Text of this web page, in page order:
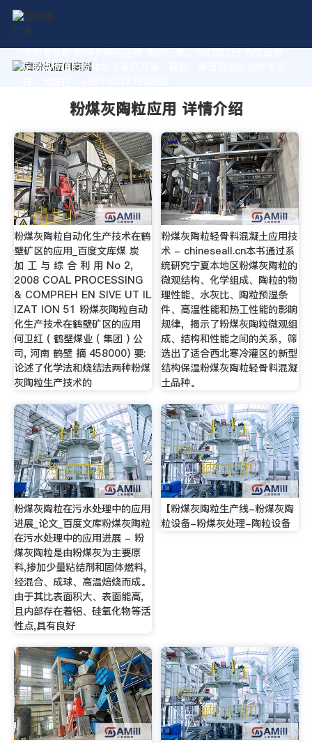
作为专业的 粉煤灰陶粒应用 制造厂家，我们致力于为您量身
定制高价值的粉体加工系统方案。获取厂家直销报价及技术支
粉煤灰陶粒应用 详情介绍
粉煤灰陶粒自动化生产技术在鹤
壁矿区的应用_百度文库煤 炭
加 工 与 综 合 利 用 No 2,
2008 COAL PROCESSING
& COMPREH EN SIVE UT IL
IZAT ION 51 粉煤灰陶粒自动
化生产技术在鹤壁矿区的应用
何卫红 ( 鹤壁煤业 ( 集团 ) 公
司, 河南 鹤壁 摘 458000) 要:
论述了化学法和烧结法两种粉煤
灰陶粒生产技术的
粉煤灰陶粒轻骨料混凝土应用技
术 - chineseall.cn本书通过系
统研究宁夏本地区粉煤灰陶粒的
微观结构、化学组成、陶粒的物
理性能、水灰比、陶粒预湿条
件、高温性能和热工性能的影响
规律，揭示了粉煤灰陶粒微观组
成、结构和性能之间的关系，筛
选出了适合西北寒冷灌区的新型
结构保温粉煤灰陶粒轻骨料混凝
土品种。
粉煤灰陶粒在污水处理中的应用
进展_论文_百度文库粉煤灰陶粒
在污水处理中的应用进展 - 粉
煤灰陶粒是由粉煤灰为主要原
料,掺加少量粘结剂和固体燃料,
经混合、成球、高温焙烧而成。
由于其比表面积大、表面能高,
且内部存在着铝、硅氧化物等活
性点,具有良好
【粉煤灰陶粒生产线-粉煤灰陶
粒设备-粉煤灰处理-陶粒设备